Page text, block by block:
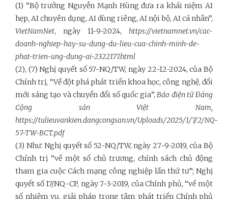
(1) “Bộ trưởng Nguyễn Mạnh Hùng đưa ra khái niệm AI
hẹp, AI chuyên dụng, AI dùng riêng, AI nội bộ, AI cá nhân”,
VietNamNet, ngày 11-9-2024, https://vietnamnet.vn/cac-
doanh-nghiep-hay-su-dung-du-lieu-cua-chinh-minh-de-
phat-trien-ung-dung-ai-2322177.html
(2), (7) Nghị quyết số 57-NQ/TW, ngày 22-12-2024, của Bộ
Chính trị, “Về đột phá phát triển khoa học, công nghệ, đổi
mới sáng tạo và chuyển đổi số quốc gia”,Báo điện tử Đảng
Cộng sản Việt Nam,
https://tulieuvankien.dangcongsan.vn/Uploads/2025/1/7/2/NQ-
57-TW-BCT.pdf
(3) Như: Nghị quyết số 52-NQ/TW, ngày 27-9-2019, của Bộ
Chính trị “về một số chủ trương, chính sách chủ động
tham gia cuộc Cách mạng công nghiệp lần thứ tư”; Nghị
quyết số 17/NQ-CP, ngày 7-3-2019, của Chính phủ, “về một
số nhiệm vụ, giải pháp trọng tâm phát triển Chính phủ